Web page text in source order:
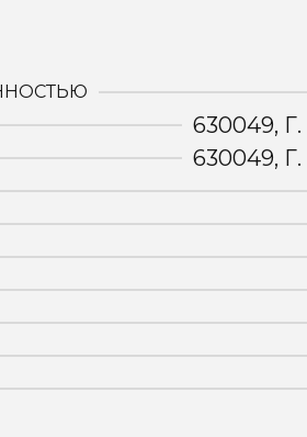
630049,
630049,